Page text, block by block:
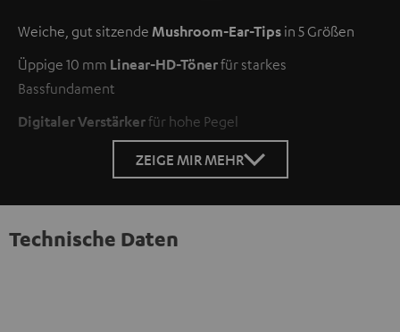
Weiche, gut sitzende Mushroom-Ear-Tips in 5 Größen
Üppige 10 mm Linear-HD-Tönerfür starkes
Bassfundament
Digitaler Verstärkerfür hohe Pegel
ZEIGE MIR MEHR
Technische Daten